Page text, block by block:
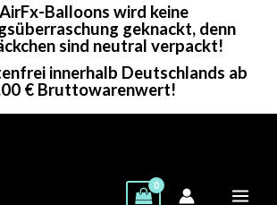
Balloons wird keine
geknackt, denn
sind neutral verpackt!
innerhalb Deutschlands ab
€ Bruttowarenwert!